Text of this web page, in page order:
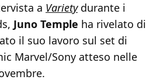
a Varietydurante i
Juno Temple ha rivelato di
il suo lavoro sul set di
Marvel/Sony atteso nelle